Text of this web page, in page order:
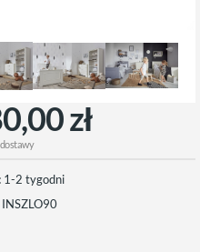
zł
1-2 tygodni
INSZLO90